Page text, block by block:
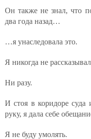
Он также не знал, что
два года назад…
…я унаследовала это.
Я никогда не
Ни разу.
И стоя в коридоре суда
руку, я дала себе
Я не буду умолять.